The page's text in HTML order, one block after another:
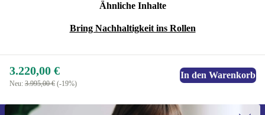
Ähnliche Inhalte
Bring Nachhaltigkeit ins Rollen
3.220,00 €
Neu: 3.995,00 € (-19%)
In den Warenkorb